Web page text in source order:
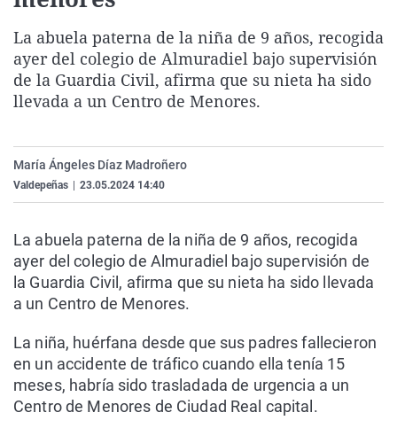
Gente viajera
Como el perro y el
Retornados
Equipo de
Operación Viuda
Galicia
La Rioja
Navarra
Televisión
Elecciones
La abuela paterna de la niña de 9 años, recogida
ayer del colegio de Almuradiel bajo supervisión
de la Guardia Civil, afirma que su nieta ha sido
llevada a un Centro de Menores.
María Ángeles Díaz Madroñero
Valdepeñas 23.05.2024 14:40
La abuela paterna de la niña de 9 años, recogida
ayer del colegio de Almuradiel bajo supervisión de
la Guardia Civil, afirma que su nieta ha sido llevada
a un Centro de Menores.
La niña, huérfana desde que sus padres fallecieron
en un accidente de tráfico cuando ella tenía 15
meses, habría sido trasladada de urgencia a un
Centro de Menores de Ciudad Real capital.